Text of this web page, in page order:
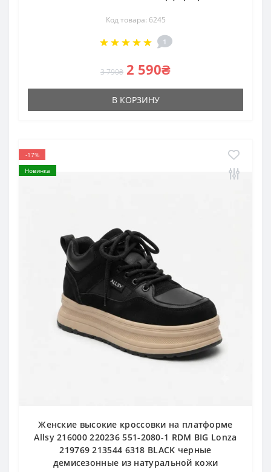
Код товара: 6245
1
3 790₴ 2 590₴
В КОРЗИНУ
-17%
Новинка
Женские высокие кроссовки на платформе
Allsy 216000 220236 551-2080-1 RDM BIG Lonza
219769 213544 6318 BLACK черные
демисезонные из натуральной кожи